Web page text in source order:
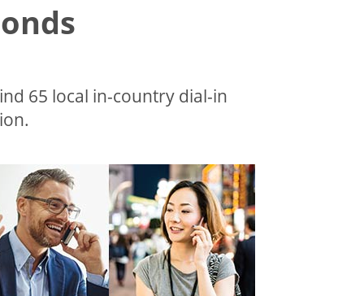
65 local in-country dial-in